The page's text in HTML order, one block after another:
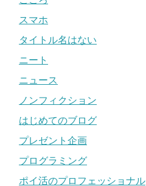
スマホ
タイトル名はない
ニート
ニュース
ノンフィクション
はじめてのブログ
プレゼント企画
プログラミング
ポイ活のプロフェッショナル